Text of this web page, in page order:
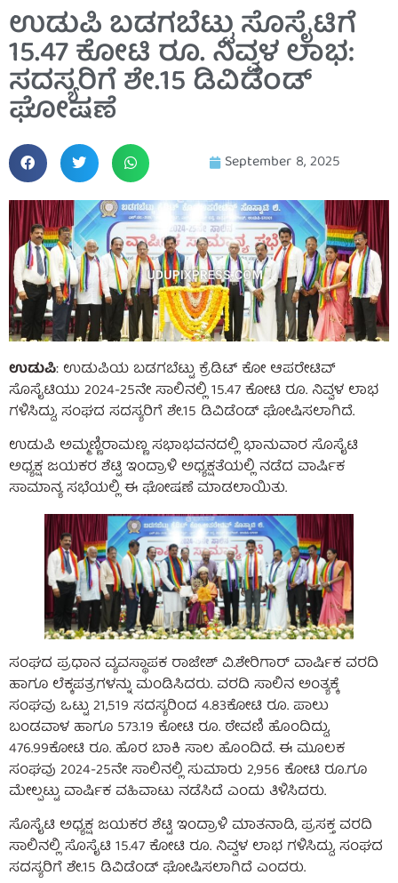
ಉಡುಪಿ ಬಡಗಬೆಟ್ಟು ಸೊಸೈಟಿಗೆ
15.47 ಕೋಟಿ ರೂ. ನಿವ್ವಳ ಲಾಭ:
ಸದಸ್ಯರಿಗೆ ಶೇ.15 ಡಿವಿಡೆಂಡ್
ಘೋಷಣೆ
September 8, 2025
ಉಡುಪಿ: ಉಡುಪಿಯ ಬಡಗಬೆಟ್ಟು ಕ್ರೆಡಿಟ್ ಕೋ ಆಪರೇಟಿವ್
ಸೊಸೈಟಿಯು 2024-25ನೇ ಸಾಲಿನಲ್ಲಿ 15.47 ಕೋಟಿ ರೂ. ನಿವ್ವಳ ಲಾಭ
ಗಳಿಸಿದ್ದು, ಸಂಘದ ಸದಸ್ಯರಿಗೆ ಶೇ.15 ಡಿವಿಡೆಂಡ್ ಘೋಷಿಸಲಾಗಿದೆ.
ಉಡುಪಿ ಅಮ್ಮಣ್ಣಿರಾಮಣ್ಣ ಸಭಾಭವನದಲ್ಲಿ ಭಾನುವಾರ ಸೊಸೈಟಿ
ಅಧ್ಯಕ್ಷ ಜಯಕರ ಶೆಟ್ಟಿ ಇಂದ್ರಾಳಿ ಅಧ್ಯಕ್ಷತೆಯಲ್ಲಿ ನಡೆದ ವಾರ್ಷಿಕ
ಸಾಮಾನ್ಯ ಸಭೆಯಲ್ಲಿ ಈ ಘೋಷಣೆ ಮಾಡಲಾಯಿತು.
ಸಂಘದ ಪ್ರಧಾನ ವ್ಯವಸ್ಥಾಪಕ ರಾಜೇಶ್ ವಿ.ಶೇರಿಗಾರ್ ವಾರ್ಷಿಕ ವರದಿ
ಹಾಗೂ ಲೆಕ್ಕಪತ್ರಗಳನ್ನು ಮಂಡಿಸಿದರು. ವರದಿ ಸಾಲಿನ ಅಂತ್ಯಕ್ಕೆ
ಸಂಘವು ಒಟ್ಟು 21,519 ಸದಸ್ಯರಿಂದ 4.83ಕೋಟಿ ರೂ. ಪಾಲು
ಬಂಡವಾಳ ಹಾಗೂ 573.19 ಕೋಟಿ ರೂ. ಠೇವಣಿ ಹೊಂದಿದ್ದು,
476.99ಕೋಟಿ ರೂ. ಹೊರ ಬಾಕಿ ಸಾಲ ಹೊಂದಿದೆ. ಈ ಮೂಲಕ
ಸಂಘವು 2024-25ನೇ ಸಾಲಿನಲ್ಲಿ ಸುಮಾರು 2,956 ಕೋಟಿ ರೂ.ಗೂ
ಮೇಲ್ಪಟ್ಟು ವಾರ್ಷಿಕ ವಹಿವಾಟು ನಡೆಸಿದೆ ಎಂದು ತಿಳಿಸಿದರು.
ಸೊಸೈಟಿ ಅಧ್ಯಕ್ಷ ಜಯಕರ ಶೆಟ್ಟಿ ಇಂದ್ರಾಳಿ ಮಾತನಾಡಿ, ಪ್ರಸಕ್ತ ವರದಿ‌
ಸಾಲಿನಲ್ಲಿ ಸೊಸೈಟಿ 15.47 ಕೋಟಿ ರೂ. ನಿವ್ವಳ ಲಾಭ ಗಳಿಸಿದ್ದು, ಸಂಘದ
ಸದಸ್ಯರಿಗೆ ಶೇ.15 ಡಿವಿಡೆಂಡ್ ಘೋಷಿಸಲಾಗಿದೆ ಎಂದರು.